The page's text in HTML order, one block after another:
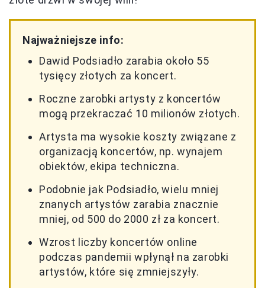
Najważniejsze info:
Dawid Podsiadło zarabia około 55
tysięcy złotych za koncert.
Roczne zarobki artysty z koncertów
mogą przekraczać 10 milionów złotych.
Artysta ma wysokie koszty związane z
organizacją koncertów, np. wynajem
obiektów, ekipa techniczna.
Podobnie jak Podsiadło, wielu mniej
znanych artystów zarabia znacznie
mniej, od 500 do 2000 zł za koncert.
Wzrost liczby koncertów online
podczas pandemii wpłynął na zarobki
artystów, które się zmniejszyły.